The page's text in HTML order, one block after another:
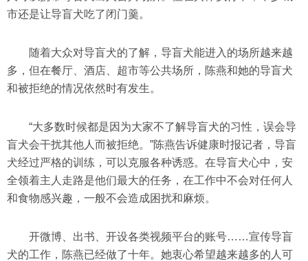
市还是让导盲犬吃了闭门羹。
随着大众对导盲犬的了解，导盲犬能进入的场所越来越
多，但在餐厅、酒店、超市等公共场所，陈燕和她的导盲犬
和被拒绝的情况依然时有发生。
“大多数时候都是因为大家不了解导盲犬的习性，误会导
盲犬会干扰其他人而被拒绝。”陈燕告诉健康时报记者，导盲
犬经过严格的训练，可以克服各种诱惑。在导盲犬心中，安
全领着主人走路是他们最大的任务，在工作中不会对任何人
和食物感兴趣，一般不会造成困扰和麻烦。
开微博、出书、开设各类视频平台的账号……宣传导盲
犬的工作，陈燕已经做了十年。她衷心希望越来越多的人可